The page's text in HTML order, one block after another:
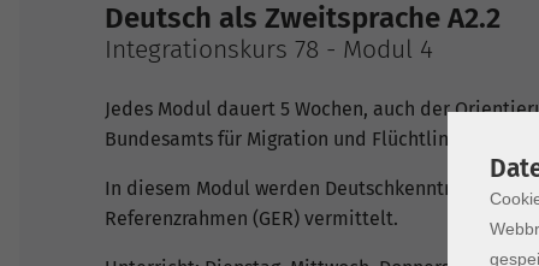
Deutsch als Zweitsprache A2.2
Integrationskurs 78 - Modul 4
Jedes Modul dauert 5 Wochen, auch der
Bundesamts für Migration und Flüchtlinge (BAMF)
In diesem Modul werden Deutschkenntnisse
Referenzrahmen (GER) vermittelt.